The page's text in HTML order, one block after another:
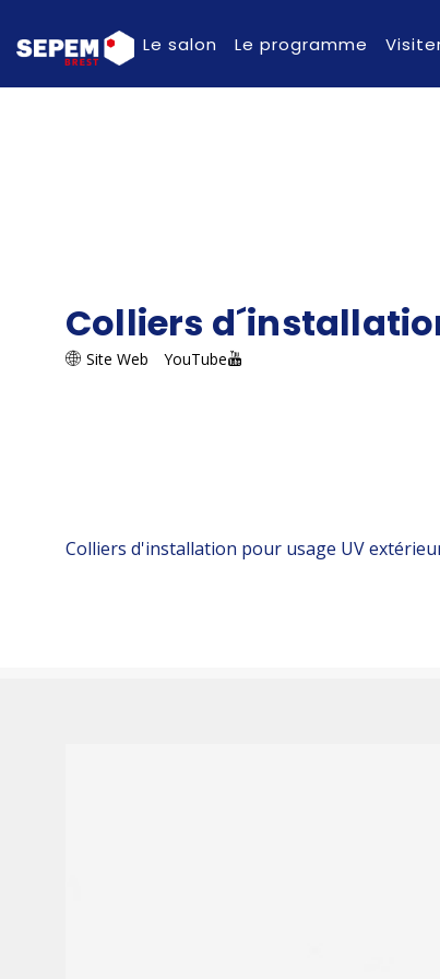
Le salon Le programme
Colliers
Site Web YouTube
Colliers d'installation pour usage UV